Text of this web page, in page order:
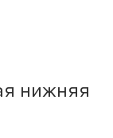
нижняя